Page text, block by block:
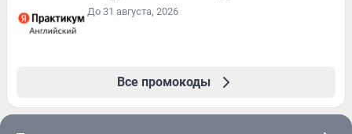
До 31 августа, 2026
Все промокоды